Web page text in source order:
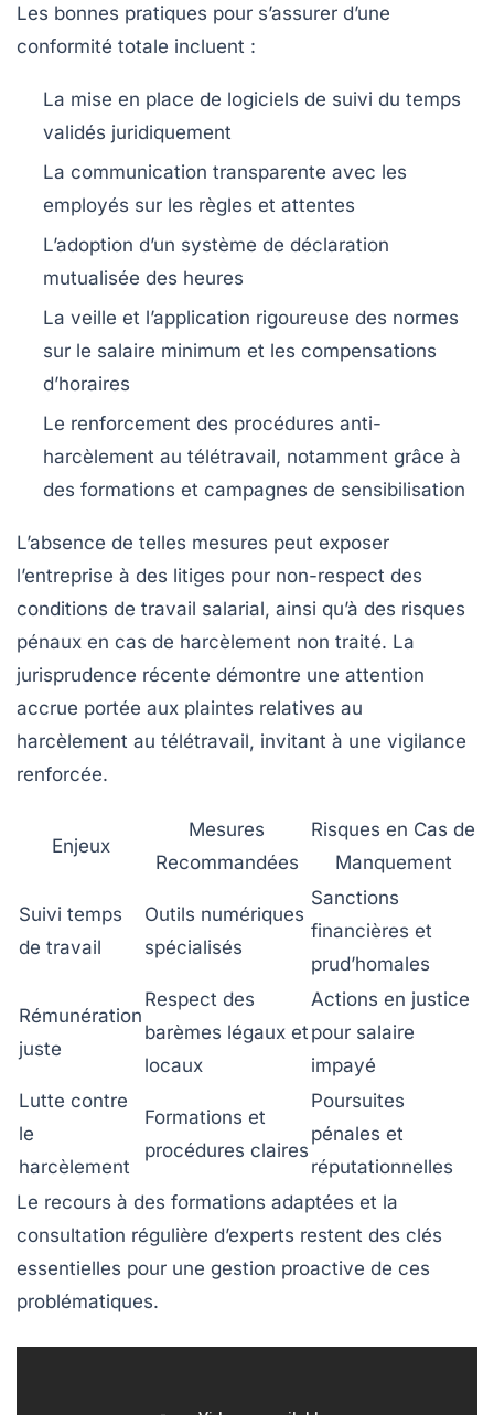
Les bonnes pratiques pour s’assurer d’une
conformité totale incluent :
La mise en place de logiciels de suivi du temps
validés juridiquement
La communication transparente avec les
employés sur les règles et attentes
L’adoption d’un système de déclaration
mutualisée des heures
La veille et l’application rigoureuse des normes
sur le salaire minimum et les compensations
d’horaires
Le renforcement des procédures anti-
harcèlement au télétravail, notamment grâce à
des formations et campagnes de sensibilisation
L’absence de telles mesures peut exposer
l’entreprise à des litiges pour non-respect des
conditions de travail salarial, ainsi qu’à des risques
pénaux en cas de harcèlement non traité. La
jurisprudence récente démontre une attention
accrue portée aux plaintes relatives au
harcèlement au télétravail, invitant à une vigilance
renforcée.
Enjeux
Mesures
Recommandées
Risques en Cas de
Manquement
Suivi temps
de travail
Outils numériques
spécialisés
Sanctions
financières et
prud’homales
Rémunération
juste
Respect des
barèmes légaux et
locaux
Actions en justice
pour salaire
impayé
Lutte contre
le
harcèlement
Formations et
procédures claires
Poursuites
pénales et
réputationnelles
Le recours à des formations adaptées et la
consultation régulière d’experts restent des clés
essentielles pour une gestion proactive de ces
problématiques.